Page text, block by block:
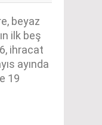
beyaz
ilk beş
ihracat
ayında
19